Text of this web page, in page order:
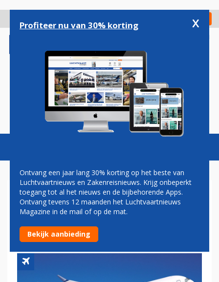
gaan
Check in
Magazine Podcasts Vacatures
JETBLUE VERVANGT
EMBRAER-VLOOT DOOR
'NIEUWE' AIRBUS A220
Profiteer nu van 30% korting x
Ontvang een jaar lang 30% korting op het beste van
Luchtvaartnieuws en Zakenreisnieuws. Krijg onbeperkt
toegang tot al het nieuws en de bijbehorende Apps.
Ontvang tevens 12 maanden het Luchtvaartnieuws
Magazine in de mail of op de mat.
Bekijk aanbieding